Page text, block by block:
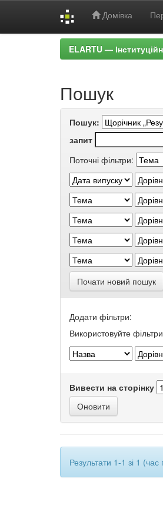
Домівка
ELARTU —
Пошук
Пошук:
запит
Поточні фільтри:
Почати новий пошук
Додати фільтри:
Використовуйте
Вивести на сторінку
Результати 1-1 зі 1